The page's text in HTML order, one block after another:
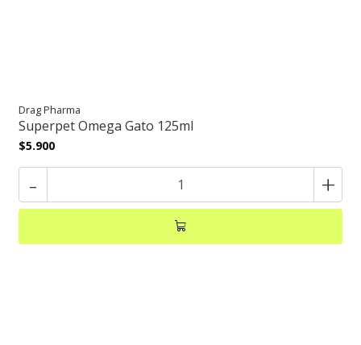
Drag Pharma
Superpet Omega Gato 125ml
$5.900
- +